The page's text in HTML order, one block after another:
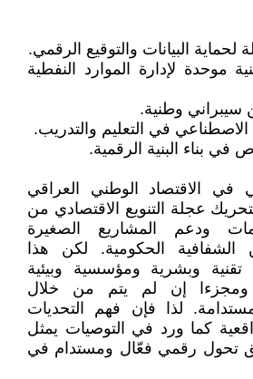
موحدة لإدارة الموارد النفطية
في الاقتصاد الوطني العراقي
عجلة التنويع الاقتصادي من
ودعم المشاريع الصغيرة
الشفافية الحكومية. لكن هذا
تقنية وبشرية ومؤسسية وبيئية
ومجزءا إن لم يتم من خلال
لذا فإن فهم التحديات
كما ورد في التوصيات يمثل
تحول رقمي فعّال ومستدام في